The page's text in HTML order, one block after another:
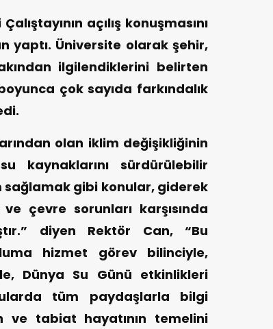
açılış konuşmasını
yaptı. Üniversite olarak şehir,
ilgilendiklerini belirten
çok sayıda farkındalık
olan iklim değişikliğinin
kaynaklarını sürdürülebilir
gibi konular, giderek
çevre sorunları karşısında
diyen Rektör Can, “Bu
hizmet görev bilinciyle,
Dünya Su Günü etkinlikleri
tüm paydaşlarla bilgi
ve tabiat hayatının temelini